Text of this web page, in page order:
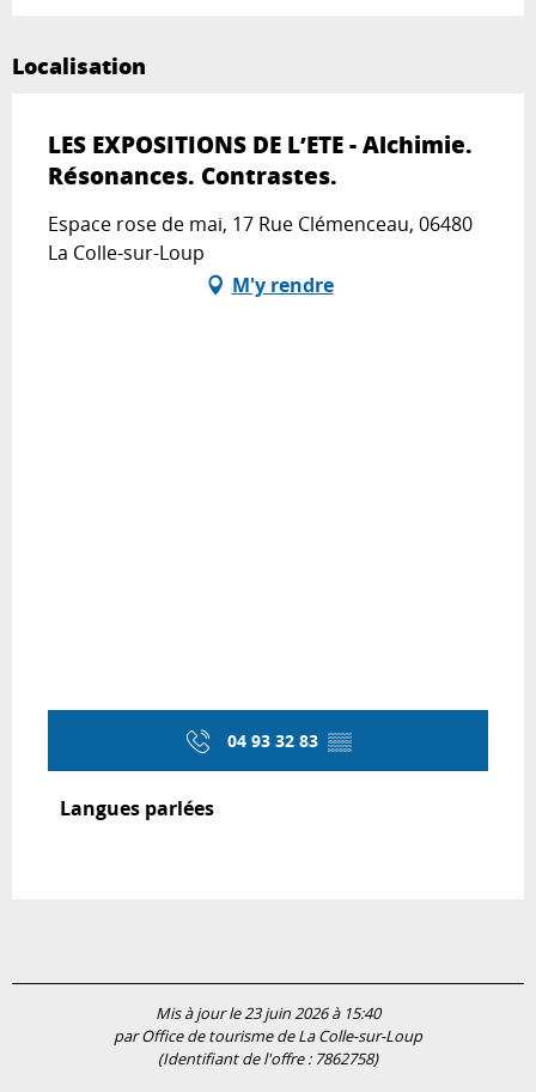
Localisation
LES EXPOSITIONS DE L’ETE - Alchimie.
Résonances. Contrastes.
Espace rose de mai, 17 Rue Clémenceau, 06480
La Colle-sur-Loup
M'y rendre
04 93 32 83 ▒▒
Langues parlées
Langues parlées
Mis à jour le 23 juin 2026 à 15:40
par Office de tourisme de La Colle-sur-Loup
(Identifiant de l'offre : 7862758)